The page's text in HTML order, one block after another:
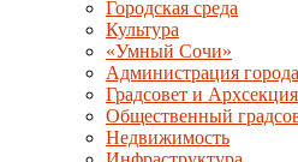
Городская среда
Культура
«Умный Сочи»
Администрация
Градсовет и Архсекция
Общественный
Недвижимость